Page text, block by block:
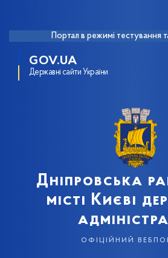
Портал в режимі тестування
GOV.UA
Державні сайти України
Дніпровська
місті Києві
офіційний